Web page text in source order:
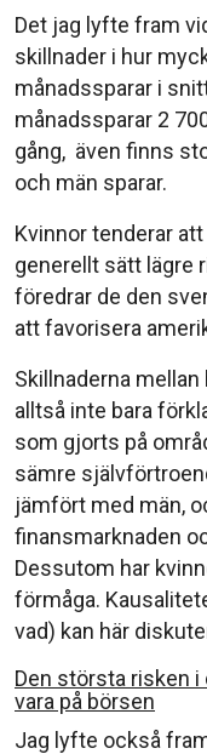
Det jag lyfte fram
skillnader i hur
månadssparar i
månadssparar 2
gång, även finns
och män sparar.
Kvinnor tenderar
generellt sätt lägre
föredrar de den
att favorisera
Skillnaderna
alltså inte bara
som gjorts på
sämre
jämfört med män,
finansmarknaden
Dessutom har
förmåga.
vad) kan här
Den största risken
vara på börsen
Jag lyfte också